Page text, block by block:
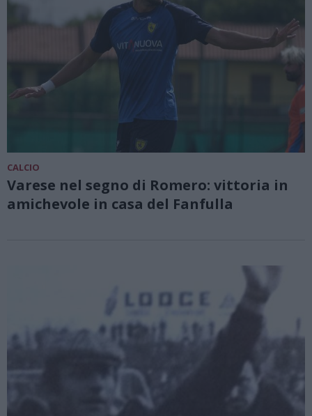
CALCIO
Varese nel segno di Romero: vittoria in
amichevole in casa del Fanfulla